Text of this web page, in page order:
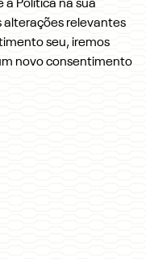
Política na sua
alterações relevantes
seu, iremos
novo consentimento